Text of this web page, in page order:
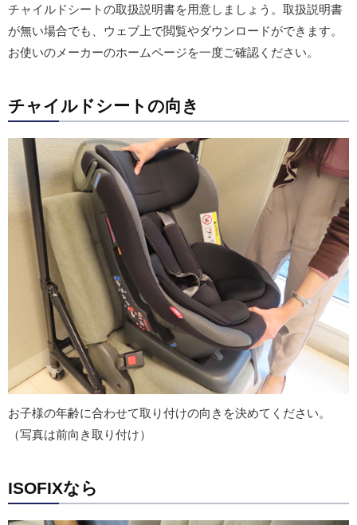
チャイルドシートの取扱説明書を用意しましょう。取扱説明書
が無い場合でも、ウェブ上で閲覧やダウンロードができます。
お使いのメーカーのホームページを一度ご確認ください。
チャイルドシートの向き
お子様の年齢に合わせて取り付けの向きを決めてください。
（写真は前向き取り付け）
ISOFIXなら